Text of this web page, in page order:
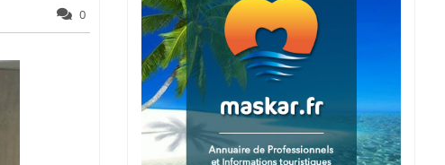
0